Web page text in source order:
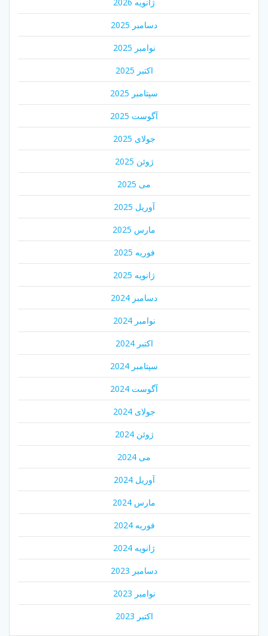
دسامبر 2025
نوامبر 2025
اکتبر 2025
سپتامبر 2025
آگوست 2025
جولای 2025
ژوئن 2025
می 2025
آوریل 2025
مارس 2025
فوریه 2025
ژانویه 2025
دسامبر 2024
نوامبر 2024
اکتبر 2024
سپتامبر 2024
آگوست 2024
جولای 2024
ژوئن 2024
می 2024
آوریل 2024
مارس 2024
فوریه 2024
ژانویه 2024
دسامبر 2023
نوامبر 2023
اکتبر 2023